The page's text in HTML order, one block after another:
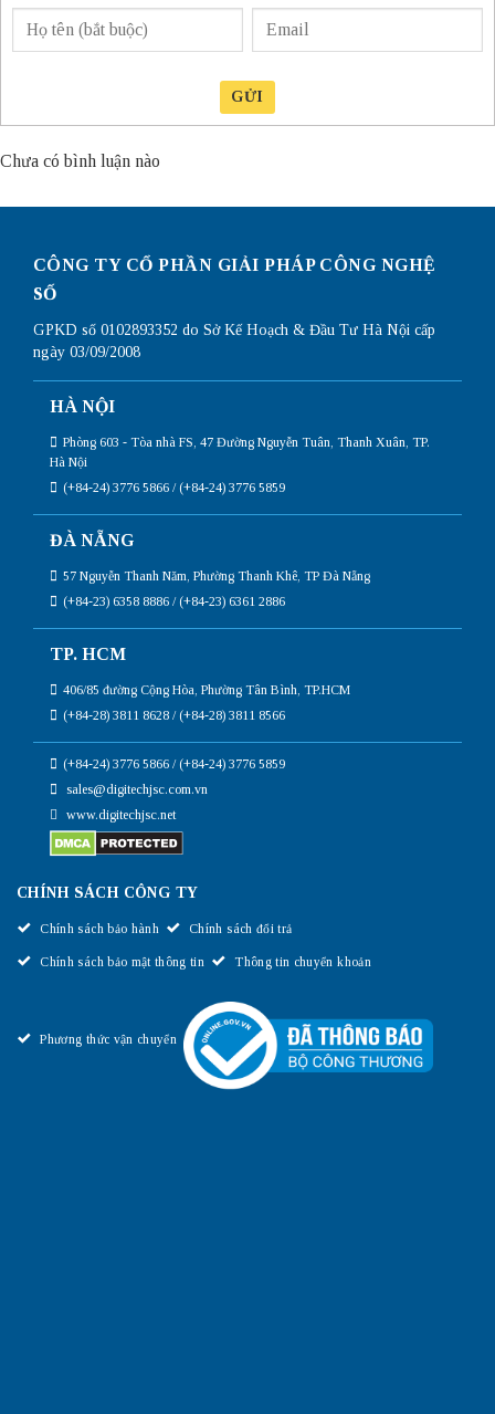
GỬI
Chưa có bình luận nào
CÔNG TY CỔ PHẦN GIẢI PHÁP CÔNG NGHỆ
SỐ
GPKD số 0102893352 do Sở Kế Hoạch & Đầu Tư Hà Nội cấp
ngày 03/09/2008
HÀ NỘI
Phòng 603 - Tòa nhà FS, 47 Đường Nguyễn Tuân, Thanh Xuân, TP.
Hà Nội
(+84-24) 3776 5866 / (+84-24) 3776 5859
ĐÀ NẴNG
57 Nguyễn Thanh Năm, Phường Thanh Khê, TP Đà Nẵng
(+84-23) 6358 8886 / (+84-23) 6361 2886
TP. HCM
406/85 đường Cộng Hòa, Phường Tân Bình, TP.HCM
(+84-28) 3811 8628 / (+84-28) 3811 8566
(+84-24) 3776 5866 / (+84-24) 3776 5859
sales@digitechjsc.com.vn
www.digitechjsc.net
CHÍNH SÁCH CÔNG TY
Chính sách bảo hành Chính sách đổi trả
Chính sách bảo mật thông tin Thông tin chuyển khoản
Phương thức vận chuyển